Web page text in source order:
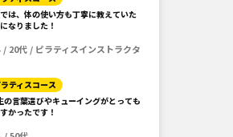
は、体の使い方も丁寧に教えていた
なりました！
/ 20代 / ピラティスインストラクタ
ティスコース
の言葉選びやキューイングがとっても
かったです！